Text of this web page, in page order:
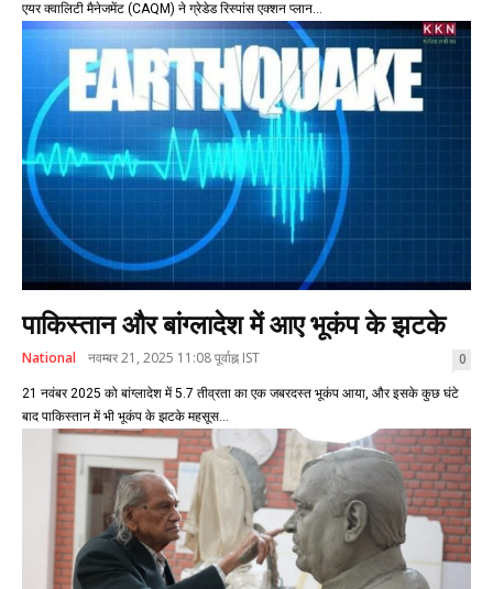
एयर क्वालिटी मैनेजमेंट (CAQM) ने ग्रेडेड रिस्पांस एक्शन प्लान...
पाकिस्तान और बांग्लादेश में आए भूकंप के झटके
National नवम्बर 21, 2025 11:08 पूर्वाह्न IST 0
21 नवंबर 2025 को बांग्लादेश में 5.7 तीव्रता का एक जबरदस्त भूकंप आया, और इसके कुछ घंटे
बाद पाकिस्तान में भी भूकंप के झटके महसूस...